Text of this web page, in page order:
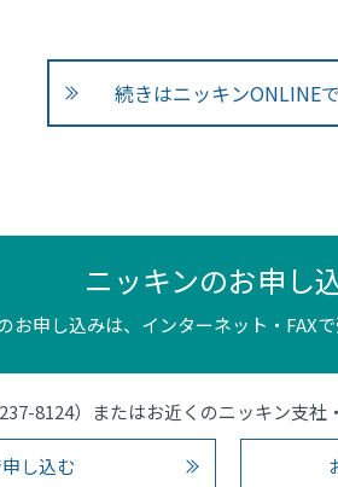
続きはニッキンONLINEで
ニッキンのお申し
お申し込みは、インターネット・FAXで
8124）またはお近くのニッキン支社
し込む